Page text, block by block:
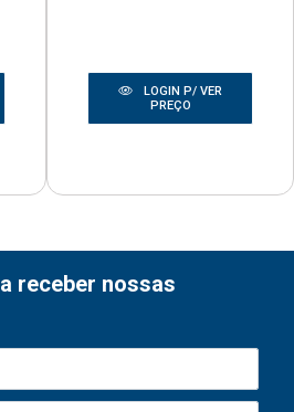
LOGIN P/ VER
PREÇO
receber nossas